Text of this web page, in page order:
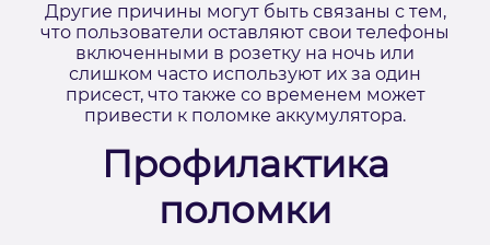
Другие причины могут быть связаны с тем,
что пользователи оставляют свои телефоны
включенными в розетку на ночь или
слишком часто используют их за один
присест, что также со временем может
привести к поломке аккумулятора.
Профилактика
поломки